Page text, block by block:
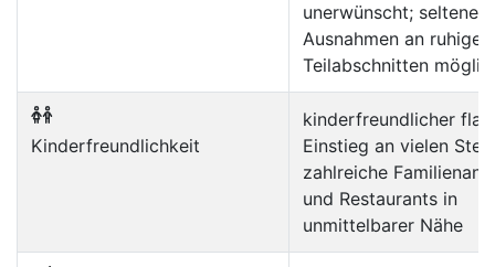
unerwünscht; seltene
Ausnahmen an
Teilabschnitten
Kinderfreundlichkeit
kinderfreundlicher
Einstieg an vielen
zahlreiche
und Restaurants in
unmittelbarer Nähe